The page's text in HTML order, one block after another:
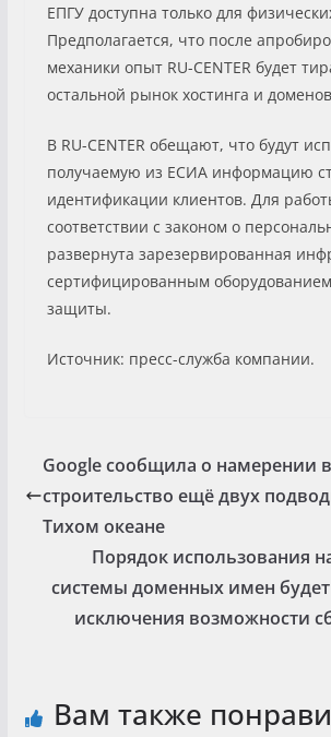
ЕПГУ доступна только для
Предполагается, что после
механики опыт RU-CENTER будет
остальной рынок хостинга и
В RU-CENTER обещают, что будут
получаемую из ЕСИА информацию
идентификации клиентов. Для
соответствии с законом о
развернута зарезервированная
сертифицированным
защиты.
Источник: пресс-служба компании.
Google сообщила о намерении
строительство ещё двух
Тихом океане
Порядок использования
системы доменных имен
исключения возможности
Вам также